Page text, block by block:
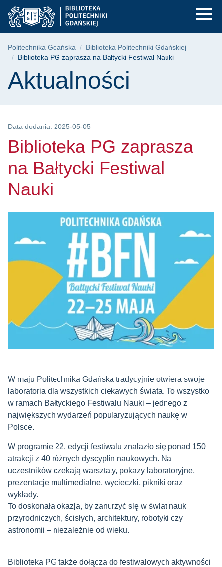
Przejdź
do
menu
Przejdź
do
wyszukiwarki
Przejdź
do
treści
Biblioteka PG
Ścieżka nawigacyjna
Politechnika Gdańska
Biblioteka Politechniki Gdańskiej
Biblioteka PG zaprasza na Bałtycki Festiwal Nauki
Treść strony
Aktualności
Data dodania: 2025-05-05
Biblioteka PG zaprasza
na Bałtycki Festiwal
Nauki
W maju Politechnika Gdańska tradycyjnie otwiera swoje
laboratoria dla wszystkich ciekawych świata. To wszystko
w ramach Bałtyckiego Festiwalu Nauki – jednego z
największych wydarzeń popularyzujących naukę w
Polsce.
W programie 22. edycji festiwalu znalazło się ponad 150
atrakcji z 40 różnych dyscyplin naukowych. Na
uczestników czekają warsztaty, pokazy laboratoryjne,
prezentacje multimedialne, wycieczki, pikniki oraz
wykłady.
To doskonała okazja, by zanurzyć się w świat nauk
przyrodniczych, ścisłych, architektury, robotyki czy
astronomii – niezależnie od wieku.
Biblioteka PG także dołącza do festiwalowych aktywności